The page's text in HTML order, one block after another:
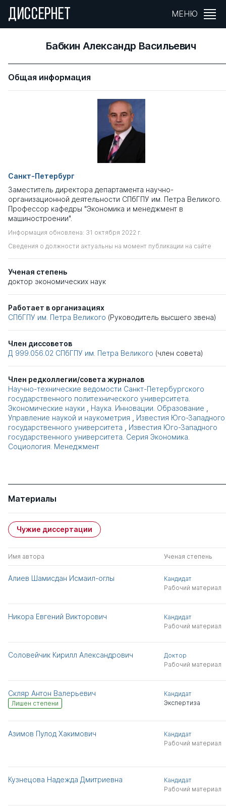
ДИССЕРНЕТ МЕНЮ
Бабкин Александр Васильевич
Общая информация
Санкт-Петербург
Заместитель директора департамента научно-
организационной деятельности СПбГПУ им. Петра Великого.
Профессор кафедры "Экономика и менеджмент в
машиностроении".
Информация обновлена: 31 октября 2022 г.
Сведения о должности актуальны на момент публикации на сайте
Ученая степень
доктор экономических наук
Работает в организациях
СПбГПУ им. Петра Великого (Руководитель высшего звена)
Член диссоветов
Д 999.056.02 СПбГПУ им. Петра Великого (член совета)
Член редколлегии/совета журналов
Научно-технические ведомости Санкт-Петербургского
государственного политехнического университета.
Экономические науки
Наука. Инновации. Образование
Управление наукой и наукометрия
Известия Юго-Западного
государственного университета
Известия Юго-Западного
государственного университета. Серия Экономика.
Социология. Менеджмент
Материалы
Чужие диссертации
Имя автора Ученая степень
Алиев Шамисдан Исмаил-оглы
Кандидат
Рабочий материал
Никора Евгений Викторович
Кандидат
Рабочий материал
Соловейчик Кирилл Александрович
Доктор
Рабочий материал
Скляр Антон Валерьевич
Лишен степени
Кандидат
Экспертиза
Азимов Пулод Хакимович
Кандидат
Рабочий материал
Кузнецова Надежда Дмитриевна
Кандидат
Рабочий материал